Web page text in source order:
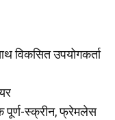
विकसित उपयोगकर्ता
पूर्ण-स्क्रीन, फ्रेमलेस